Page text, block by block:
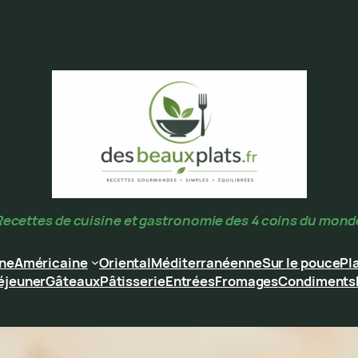
de cuisine et gastronomie des 4 coins du
Américaine OrientalMéditerranéenneSur le pouce
GâteauxPâtisserieEntréesFromagesCondiments